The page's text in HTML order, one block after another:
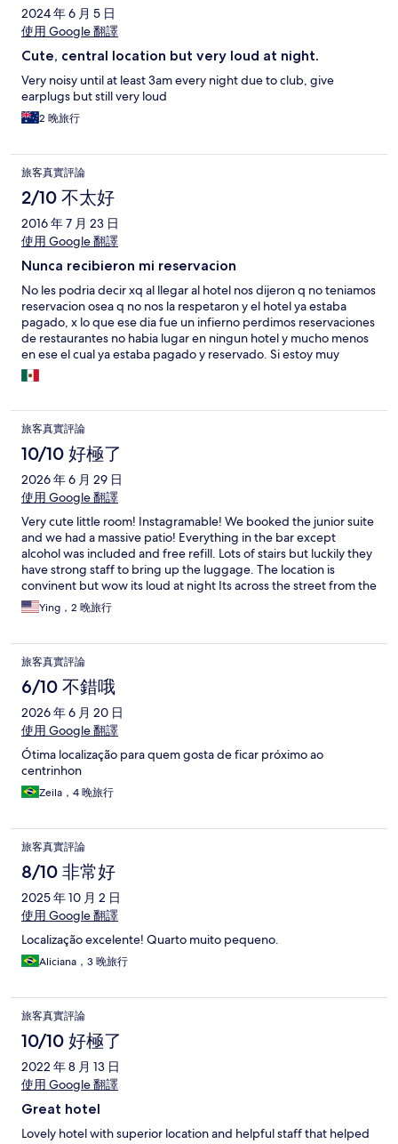
2024 年 6 月 5 日
使用 Google 翻譯
Cute, central location but very loud at night.
Very noisy until at least 3am every night due to club, give
earplugs but still very loud
2 晚旅行
旅客真實評論
2/10 不太好
2016 年 7 月 23 日
使用 Google 翻譯
Nunca recibieron mi reservacion
No les podria decir xq al llegar al hotel nos dijeron q no teniamos
reservacion osea q no nos la respetaron y el hotel ya estaba
pagado, x lo que ese dia fue un infierno perdimos reservaciones
de restaurantes no habia lugar en ningun hotel y mucho menos
en ese el cual ya estaba pagado y reservado. Si estoy muy
molesta de echo voy a llamarles para hacer una reclamacion y
ver como me van a compenzar x esta situacion tan incomoda. Ya
旅客真實評論
10/10 好極了
2026 年 6 月 29 日
使用 Google 翻譯
Very cute little room! Instagramable! We booked the junior suite
and we had a massive patio! Everything in the bar except
alcohol was included and free refill. Lots of stairs but luckily they
have strong staff to bring up the luggage. The location is
convinent but wow its loud at night Its across the street from the
fun restaurants and night clubs (Le Cafe and Pablos) Its bumpin'
at night haha but thankfully the hotel has earplugs for you. No
Ying，2 晚旅行
旅客真實評論
6/10 不錯哦
2026 年 6 月 20 日
使用 Google 翻譯
Ótima localização para quem gosta de ficar próximo ao
centrinhon
Zeila，4 晚旅行
旅客真實評論
8/10 非常好
2025 年 10 月 2 日
使用 Google 翻譯
Localização excelente! Quarto muito pequeno.
Aliciana，3 晚旅行
旅客真實評論
10/10 好極了
2022 年 8 月 13 日
使用 Google 翻譯
Great hotel
Lovely hotel with superior location and helpful staff that helped